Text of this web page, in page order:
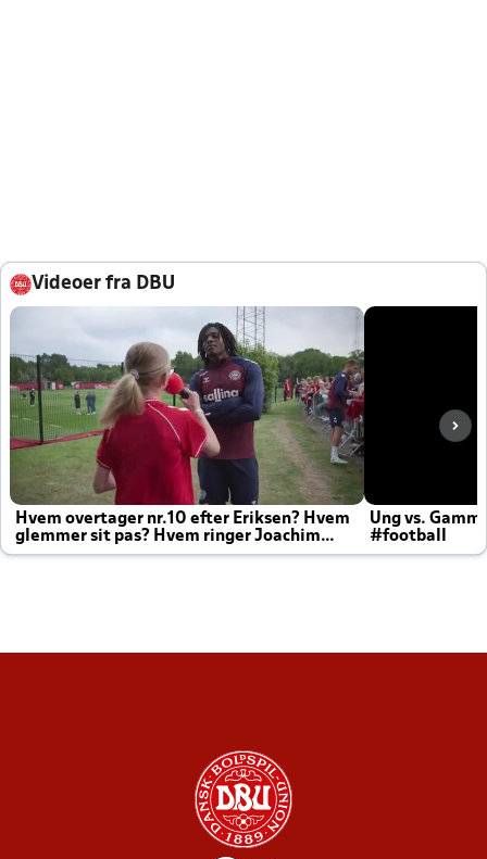
Videoer fra DBU
Hvem overtager nr.10 efter Eriksen? Hvem
glemmer sit pas? Hvem ringer Joachim
altid til efter kampe?
Ung vs.
#football